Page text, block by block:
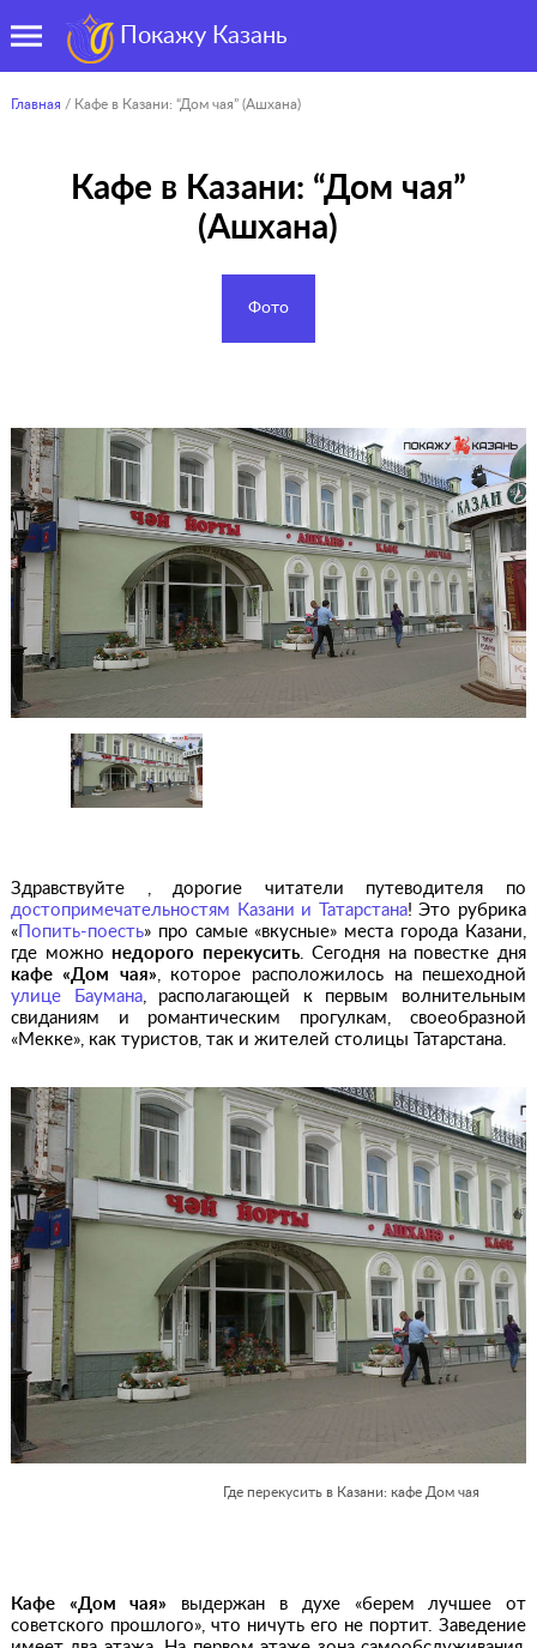
Покажу Казань
Главная / Кафе в Казани: “Дом чая” (Ашхана)
Кафе в Казани: “Дом чая”
(Ашхана)
Фото
Здравствуйте , дорогие читатели путеводителя по
достопримечательностям Казани и Татарстана! Это рубрика
«Попить-поесть» про самые «вкусные» места города Казани,
где можно недорого перекусить. Сегодня на повестке дня
кафе «Дом чая» , которое расположилось на пешеходной
улице Баумана, располагающей к первым волнительным
свиданиям и романтическим прогулкам, своеобразной
«Мекке», как туристов, так и жителей столицы Татарстана.
Где перекусить в Казани: кафе Дом чая
Кафе «Дом чая» выдержан в духе «берем лучшее от
советского прошлого», что ничуть его не портит. Заведение